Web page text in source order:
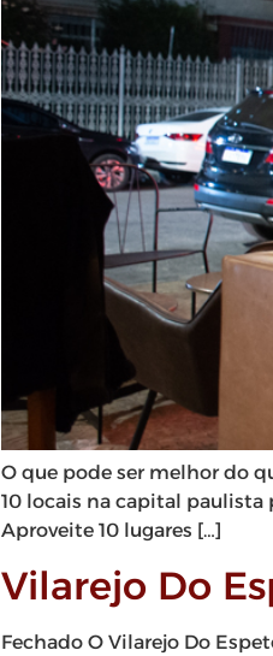
O que pode ser melhor do
10 locais na capital paulista
Aproveite 10 lugares […]
Vilarejo Do
Fechado O Vilarejo Do